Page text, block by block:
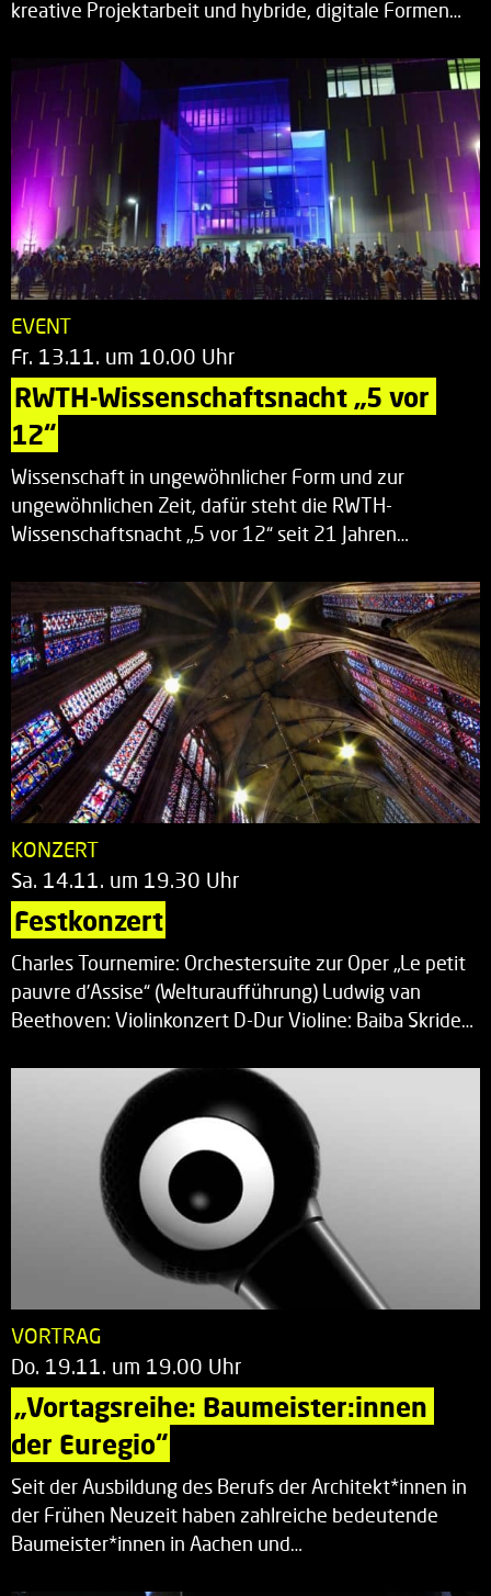
kreative Projektarbeit und hybride, digitale Formen…
EVENT
Fr. 13.11. um 10.00 Uhr
RWTH-Wissenschaftsnacht „5 vor
12“
Wissenschaft in ungewöhnlicher Form und zur
ungewöhnlichen Zeit, dafür steht die RWTH-
Wissenschaftsnacht „5 vor 12“ seit 21 Jahren…
KONZERT
Sa. 14.11. um 19.30 Uhr
Festkonzert
Charles Tournemire: Orchestersuite zur Oper „Le petit
pauvre d’Assise“ (Welturaufführung) Ludwig van
Beethoven: Violinkonzert D-Dur Violine: Baiba Skride…
VORTRAG
Do. 19.11. um 19.00 Uhr
„Vortagsreihe: Baumeister:innen
der Euregio“
Seit der Ausbildung des Berufs der Architekt*innen in
der Frühen Neuzeit haben zahlreiche bedeutende
Baumeister*innen in Aachen und…